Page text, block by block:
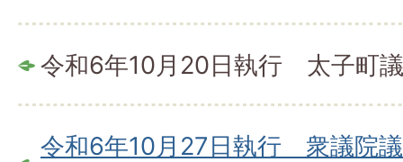
令和6年10月20日執行 太子町
令和6年10月27日執行 衆議院